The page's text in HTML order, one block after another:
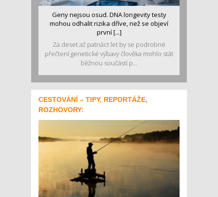
Geny nejsou osud. DNA longevity testy
mohou odhalit rizika dříve, než se objeví
první [...]
Za deset až patnáct let by se podrobné
přečtení genetické výbavy člověka mohlo stát
běžnou součástí p...
CESTOVÁNÍ – TIPY, REPORTÁŽE,
ROZHOVORY: